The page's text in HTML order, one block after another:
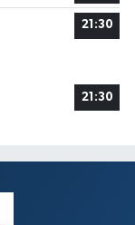
21:30
21:30